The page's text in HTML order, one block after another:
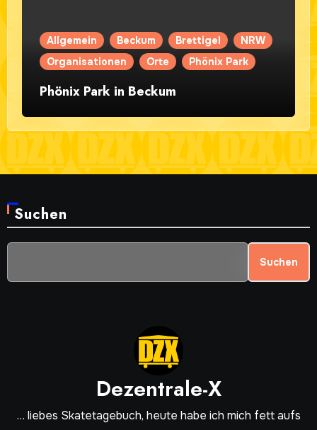
Allgemein Beckum Brettigel
NRW
Organisationen
Orte Phönix Park
Phönix Park in Beckum
Suchen
Suchen
Dezentrale-X
… liebes Skatetagebuch, heute habe ich mich fett aufs